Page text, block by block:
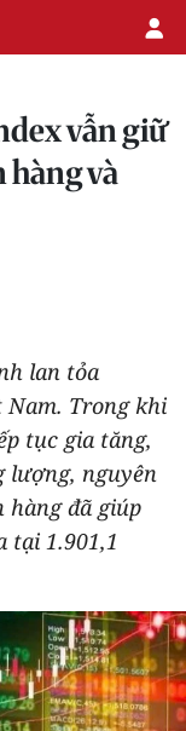
vẫn giữ
hàng và
lan tỏa
Nam. Trong khi
tục gia tăng,
lượng, nguyên
hàng đã giúp
tại 1.901,1